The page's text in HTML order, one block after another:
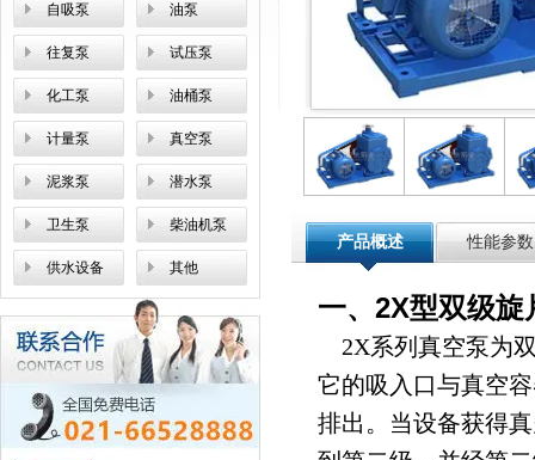
自吸泵 油泵
往复泵 试压泵
化工泵 油桶泵
计量泵 真空泵
泥浆泵 潜水泵
卫生泵 柴油机泵
供水设备 其他
产品概述 性能参数
一、2X型双级
2X系列真空泵为
它的吸入口与真空
排出。当设备获得